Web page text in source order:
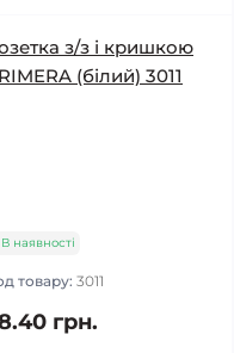
з/з і кришкою
(білий) 3011
В наявності
товару: 3011
грн.